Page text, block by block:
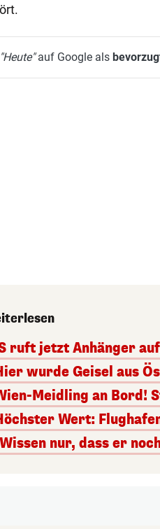
"Heute"auf Google als
ruft jetzt Anhänger
wurde Geisel aus
Meidling an Bord!
Wert:
nur, dass er